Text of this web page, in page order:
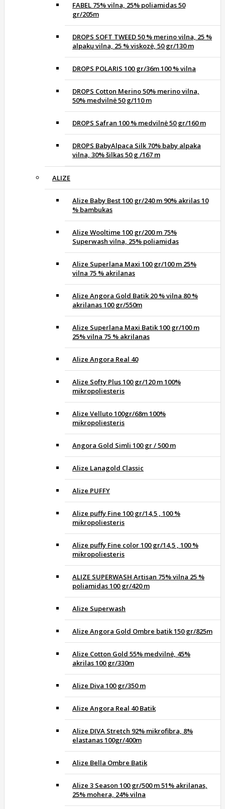
FABEL 75% vilna, 25% poliamidas 50
gr/205m
DROPS SOFT TWEED 50 % merino vilna, 25 %
alpakų vilna, 25 % viskozė, 50 gr/130 m
DROPS POLARIS 100 gr/36m 100 % vilna
DROPS Cotton Merino 50% merino vilna,
50% medvilnė 50 g/110 m
DROPS Safran 100 % medvilnė 50 gr/160 m
DROPS BabyAlpaca Silk 70% baby alpaka
vilna, 30% šilkas 50 g /167 m
ALIZE
Alize Baby Best 100 gr/240 m 90% akrilas 10
% bambukas
Alize Wooltime 100 gr/200 m 75%
Superwash vilna, 25% poliamidas
Alize Superlana Maxi 100 gr/100 m 25%
vilna 75 % akrilanas
Alize Angora Gold Batik 20 % vilna 80 %
akrilanas 100 gr/550m
Alize Superlana Maxi Batik 100 gr/100 m
25% vilna 75 % akrilanas
Alize Angora Real 40
Alize Softy Plus 100 gr/120 m 100%
mikropoliesteris
Alize Velluto 100gr/68m 100%
mikropoliesteris
Angora Gold Simli 100 gr / 500 m
Alize Lanagold Classic
Alize PUFFY
Alize puffy Fine 100 gr/14,5 , 100 %
mikropoliesteris
Alize puffy Fine color 100 gr/14,5 , 100 %
mikropoliesteris
ALIZE SUPERWASH Artisan 75% vilna 25 %
poliamidas 100 gr/420 m
Alize Superwash
Alize Angora Gold Ombre batik 150 gr/825m
Alize Cotton Gold 55% medvilnė, 45%
akrilas 100 gr/330m
Alize Diva 100 gr/350 m
Alize Angora Real 40 Batik
Alize DIVA Stretch 92% mikrofibra, 8%
elastanas 100gr/400m
Alize Bella Ombre Batik
Alize 3 Season 100 gr/500 m 51% akrilanas,
25% mohera, 24% vilna